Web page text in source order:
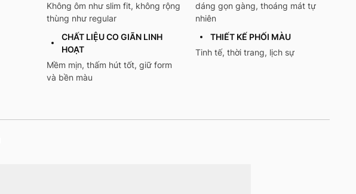
Không ôm như slim fit, không rộng
thùng như regular
dáng gọn gàng, thoáng mát tự
nhiên
CHẤT LIỆU CO GIÃN LINH
HOẠT
Mềm mịn, thấm hút tốt, giữ form
và bền màu
THIẾT KẾ PHỐI MÀU
Tinh tế, thời trang, lịch sự